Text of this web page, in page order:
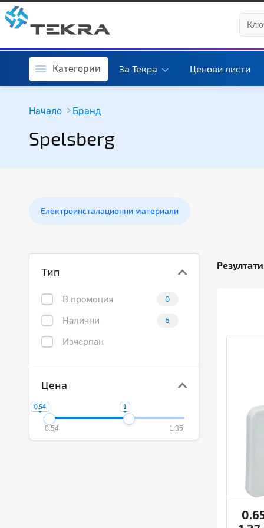
Категории За Текра Ценови листи
Начало Бранд
Spelsberg
Електроинсталационни материали
Тип
В промоция 0
Налични 5
Изчерпан
Цена
0.54 1.35
0.54 1